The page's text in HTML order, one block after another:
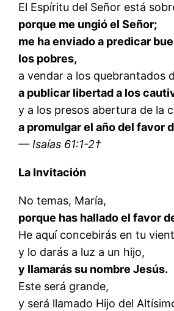
El Espíritu del Señor está
porque me ungió el Señor;
me ha enviado a predicar
los pobres,
a vendar a los quebrantados
a publicar libertad a los
y a los presos abertura de la
a promulgar el año del favor
— Isaías 61:1-2†
La Invitación
No temas, María,
porque has hallado el favor
He aquí concebirás en tu
y lo darás a luz a un hijo,
y llamarás su nombre Jesús.
Este será grande,
y será llamado Hijo del